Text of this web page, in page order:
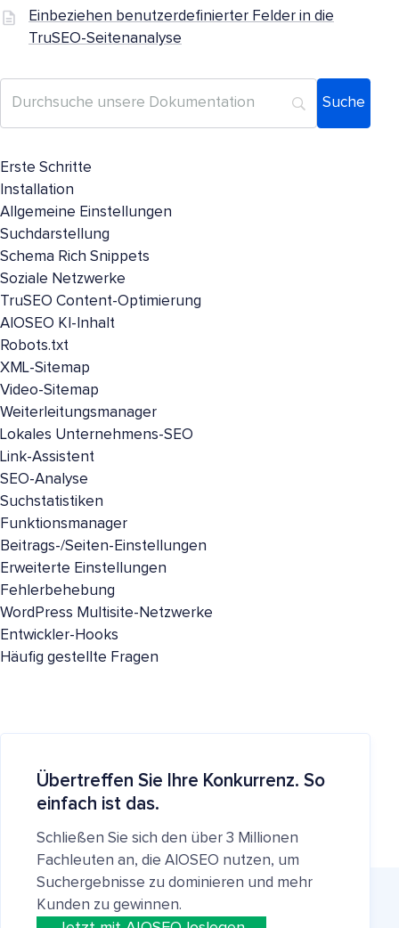
Einbeziehen benutzerdefinierter Felder in die
TruSEO-Seitenanalyse
Erste Schritte
Installation
Allgemeine Einstellungen
Suchdarstellung
Schema Rich Snippets
Soziale Netzwerke
TruSEO Content-Optimierung
AIOSEO KI-Inhalt
Robots.txt
XML-Sitemap
Video-Sitemap
Weiterleitungsmanager
Lokales Unternehmens-SEO
Link-Assistent
SEO-Analyse
Suchstatistiken
Funktionsmanager
Beitrags-/Seiten-Einstellungen
Erweiterte Einstellungen
Fehlerbehebung
WordPress Multisite-Netzwerke
Entwickler-Hooks
Häufig gestellte Fragen
Übertreffen Sie Ihre Konkurrenz. So
einfach ist das.
Schließen Sie sich den über 3 Millionen
Fachleuten an, die AIOSEO nutzen, um
Suchergebnisse zu dominieren und mehr
Kunden zu gewinnen.